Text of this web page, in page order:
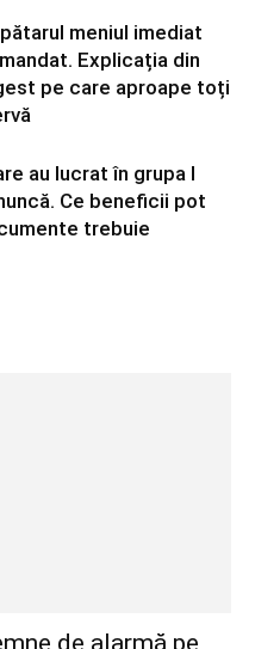
meniul imediat
Explicația din
pe care aproape toți
au lucrat în grupa I
Ce beneficii pot
trebuie